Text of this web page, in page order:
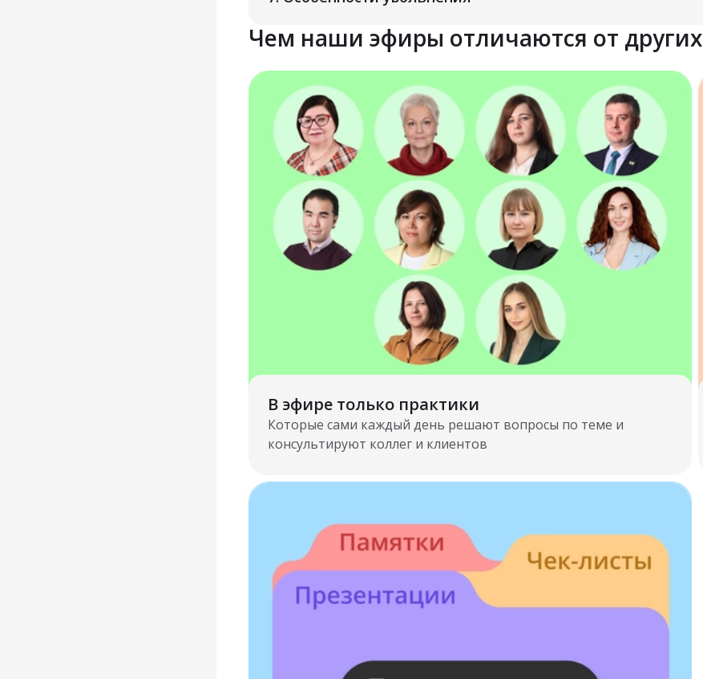
Чем наши эфиры отличаются от других
В эфире только практики
Которые сами каждый день решают вопросы по теме и
консультируют коллег и клиентов